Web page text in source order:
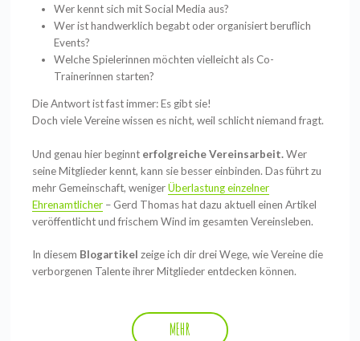
Wer kennt sich mit Social Media aus?
Wer ist handwerklich begabt oder organisiert beruflich
Events?
Welche Spielerinnen möchten vielleicht als Co-
Trainerinnen starten?
Die Antwort ist fast immer: Es gibt sie!
Doch viele Vereine wissen es nicht, weil schlicht niemand fragt.
Und genau hier beginnt erfolgreiche Vereinsarbeit.Wer
seine Mitglieder kennt, kann sie besser einbinden. Das führt zu
mehr Gemeinschaft, wenigerÜberlastung einzelner
Ehrenamtlicher – Gerd Thomas hat dazu aktuell einen Artikel
veröffentlicht und frischem Wind im gesamten Vereinsleben.
In diesem Blogartikel zeige ich dir drei Wege, wie Vereine die
verborgenen Talente ihrer Mitglieder entdecken können.
MEHR